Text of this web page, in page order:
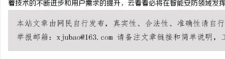
着技术的不断进步和用户需求的提升，云看看必将在智能安防领域发